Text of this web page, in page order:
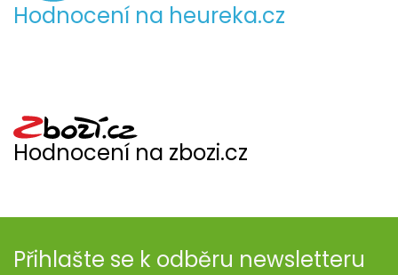
Hodnocení na heureka.cz
Hodnocení na zbozi.cz
Přihlašte se k odběru newsletteru